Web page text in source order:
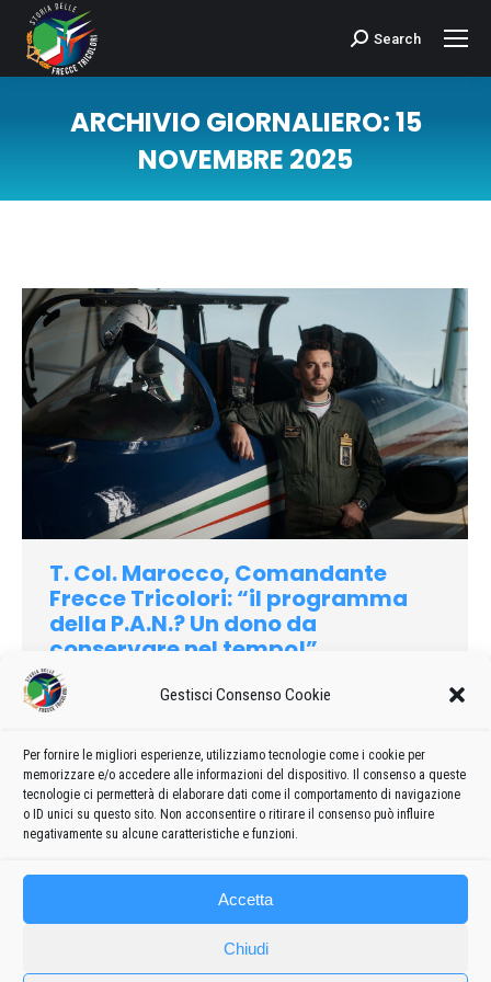
Gestisci Consenso Cookie
Per fornire le migliori esperienze, utilizziamo tecnologie come i cookie per
memorizzare e/o accedere alle informazioni del dispositivo. Il consenso a queste
tecnologie ci permetterà di elaborare dati come il comportamento di navigazione
o ID unici su questo sito. Non acconsentire o ritirare il consenso può influire
negativamente su alcune caratteristiche e funzioni.
Accetta
Chiudi
Cerca:Search
ARCHIVIO GIORNALIERO:15
NOVEMBRE 2025
T. Col. Marocco, Comandante
Frecce Tricolori: “il programma
della P.A.N.? Un dono da
conservare nel tempo!”
2025
Intervista con il T. Col. Franco Marocco, Comandante delle
squadra d’eccellenza come la Pattuglia Acrobatica
dell’Aeronautica Militare